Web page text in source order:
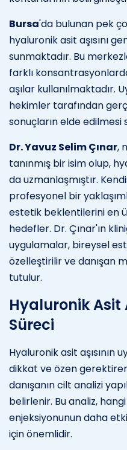
Bursa'da bulunan pek
hyaluronik asit aşısını
sunmaktadır. Bu
farklı
aşılar kullanılmaktadır.
hekimler tarafından
sonuçların elde edilmesi
Dr. Yavuz Selim Çınar,
tanınmış bir isim olup,
da uzmanlaşmıştır.
profesyonel bir
estetik beklentilerini en
hedefler. Dr. Çınar'ın
uygulamalar, bireysel
özelleştirilir ve danışan
tutulur.
Hyaluronik Asit
Süreci
Hyaluronik asit aşısının
dikkat ve özen
danışanın cilt analizi
belirlenir. Bu analiz,
enjeksiyonunun daha
için önemlidir.